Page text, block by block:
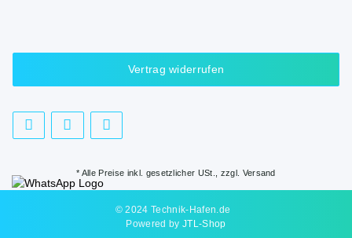
Vertrag widerrufen
* Alle Preise inkl. gesetzlicher USt., zzgl. Versand
© 2024 Technik-Hafen.de
Powered by JTL-Shop